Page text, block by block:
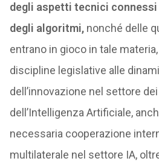
degli aspetti tecnici
degli algoritmi,nonché delle
entrano in gioco in tale
discipline legislative alle
dell’innovazione nel settore
dell’Intelligenza Artificiale,
necessaria cooperazione
multilaterale nel settore IA,